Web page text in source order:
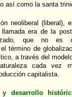
así como la santa
neoliberal (liberal),
era de la
que no es
término de
a través del
cada vez
capitalista.
y desarrollo